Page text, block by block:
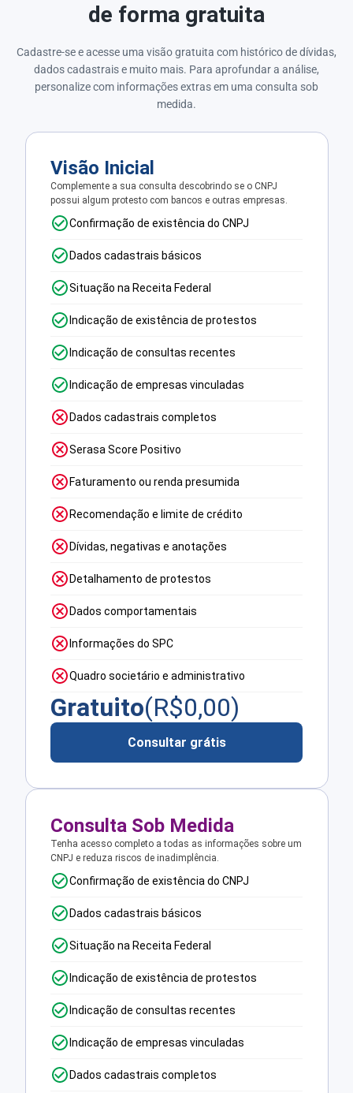
de forma gratuita
Cadastre-se e acesse uma visão gratuita com histórico de dívidas,
dados cadastrais e muito mais. Para aprofundar a análise,
personalize com informações extras em uma consulta sob
medida.
Visão Inicial
Complemente a sua consulta descobrindo se o CNPJ
possui algum protesto com bancos e outras empresas.
Confirmação de existência do CNPJ
Dados cadastrais básicos
Situação na Receita Federal
Indicação de existência de protestos
Indicação de consultas recentes
Indicação de empresas vinculadas
Dados cadastrais completos
Serasa Score Positivo
Faturamento ou renda presumida
Recomendação e limite de crédito
Dívidas, negativas e anotações
Detalhamento de protestos
Dados comportamentais
Informações do SPC
Quadro societário e administrativo
Gratuito(R$0,00)
Consultar grátis
Consulta Sob Medida
Tenha acesso completo a todas as informações sobre um
CNPJ e reduza riscos de inadimplência.
Confirmação de existência do CNPJ
Dados cadastrais básicos
Situação na Receita Federal
Indicação de existência de protestos
Indicação de consultas recentes
Indicação de empresas vinculadas
Dados cadastrais completos